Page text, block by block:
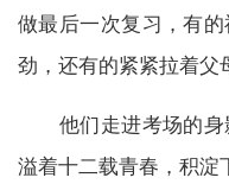
做最后一次复习，有
劲，还有的紧紧拉着父
他们走进考场的身
溢着十二载青春，积淀